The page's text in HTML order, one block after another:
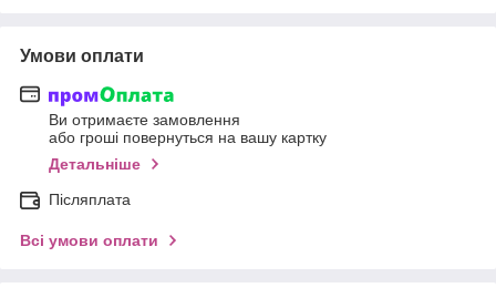
Умови оплати
Ви отримаєте замовлення
або гроші повернуться на вашу картку
Детальніше
Післяплата
Всі умови оплати